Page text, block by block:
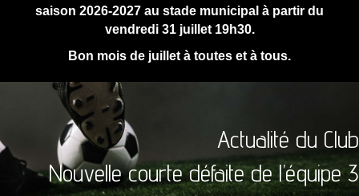
saison 2026-2027 au stade municipal à partir du
vendredi 31 juillet 19h30.
Bon mois de juillet à toutes et à tous.
Actualité du Club
Nouvelle courte défaite de l’équipe 3